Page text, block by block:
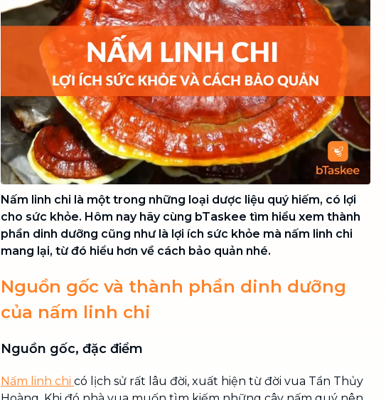
Chuyển nhà trọn gói, không lo dọn
dẹp nơi đi nơi đến
Vệ sinh công nghiệp NEW
Vệ sinh chuyên nghiệp cho văn
phòng, nhà xưởng, công trình lớn
Nấm linh chi là một trong những loại dược liệu quý hiếm, có lợi
cho sức khỏe. Hôm nay hãy cùng bTaskee tìm hiểu xem thành
phần dinh dưỡng cũng như là lợi ích sức khỏe mà nấm linh chi
mang lại, từ đó hiểu hơn về cách bảo quản nhé.
Nguồn gốc và thành phần dinh dưỡng
của nấm linh chi
Nguồn gốc, đặc điểm
Nấm linh chi có lịch sử rất lâu đời, xuất hiện từ đời vua Tần Thủy